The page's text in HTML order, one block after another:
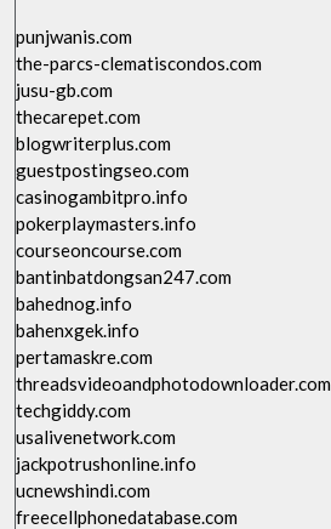
punjwanis.com
the-parcs-clematiscondos.com
jusu-gb.com
thecarepet.com
blogwriterplus.com
guestpostingseo.com
casinogambitpro.info
pokerplaymasters.info
courseoncourse.com
bantinbatdongsan247.com
bahednog.info
bahenxgek.info
pertamaskre.com
threadsvideoandphotodownloader.com
techgiddy.com
usalivenetwork.com
jackpotrushonline.info
ucnewshindi.com
freecellphonedatabase.com